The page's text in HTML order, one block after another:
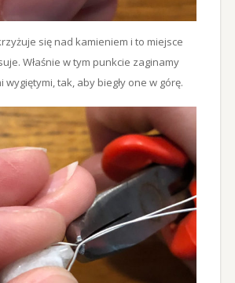
się nad kamieniem i to miejsce
Właśnie w tym punkcie zaginamy
wygiętymi, tak, aby biegły one w górę.